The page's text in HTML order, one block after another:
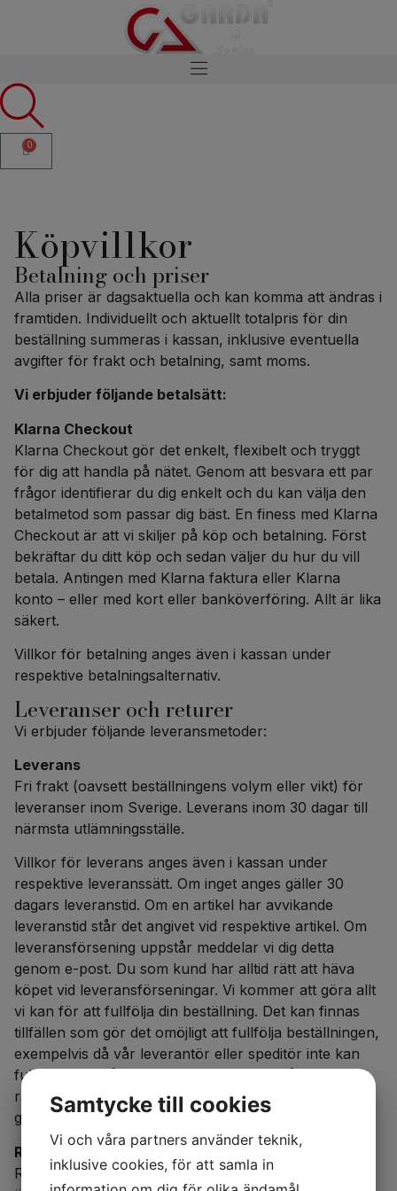
0
Köpvillkor
Betalning och priser
Alla priser är dagsaktuella och kan komma att ändras i
framtiden. Individuellt och aktuellt totalpris för din
beställning summeras i kassan, inklusive eventuella
avgifter för frakt och betalning, samt moms.
Vi erbjuder följande betalsätt:
Klarna Checkout
Klarna Checkout gör det enkelt, flexibelt och tryggt
för dig att handla på nätet. Genom att besvara ett par
frågor identifierar du dig enkelt och du kan välja den
betalmetod som passar dig bäst. En finess med Klarna
Checkout är att vi skiljer på köp och betalning. Först
bekräftar du ditt köp och sedan väljer du hur du vill
betala. Antingen med Klarna faktura eller Klarna
konto – eller med kort eller banköverföring. Allt är lika
säkert.
Villkor för betalning anges även i kassan under
respektive betalningsalternativ.
Leveranser och returer
Vi erbjuder följande leveransmetoder:
Leverans
Fri frakt (oavsett beställningens volym eller vikt) för
leveranser inom Sverige. Leverans inom 30 dagar till
närmsta utlämningsställe.
Villkor för leverans anges även i kassan under
respektive leveranssätt. Om inget anges gäller 30
dagars leveranstid. Om en artikel har avvikande
leveranstid står det angivet vid respektive artikel. Om
leveransförsening uppstår meddelar vi dig detta
genom e-post. Du som kund har alltid rätt att häva
köpet vid leveransförseningar. Vi kommer att göra allt
vi kan för att fullfölja din beställning. Det kan finnas
tillfällen som gör det omöjligt att fullfölja beställningen,
exempelvis då vår leverantör eller speditör inte kan
fullfölja deras åtagande till oss. Vi förbehåller oss
rätten att friskriva oss från all ersättning till kund
gällande leveransförseningar.
Returer
Returer sker på din egen bekostnad utom om artikeln
Samtycke till cookies
Vi och våra partners använder teknik,
inklusive cookies, för att samla in